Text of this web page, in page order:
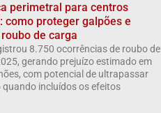
perimetral para centros
como proteger galpões e
de carga
8.750 ocorrências de roubo de
gerando prejuízo estimado em
com potencial de ultrapassar
quando incluídos os efeitos